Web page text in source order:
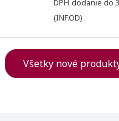
DPH dodanie do
(INF.OD)
Všetky nové